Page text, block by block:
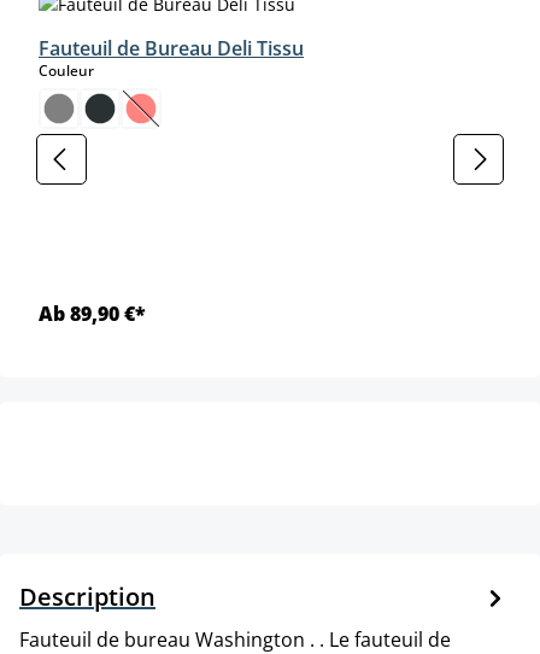
Fauteuil de Bureau Deli Tissu
Couleurselect
(Cette option n'est pas disponible pour le moment.)
Ab 89,90 €*
Description
Fauteuil de bureau Washington . . Le fauteuil de